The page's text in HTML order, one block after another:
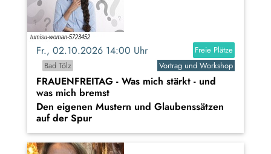
Fr., 02.10.2026 14:00 Uhr
Freie Plätze
Bad Tölz
Vortrag und Workshop
FRAUENFREITAG - Was mich stärkt - und
was mich bremst
Den eigenen Mustern und Glaubenssätzen
auf der Spur